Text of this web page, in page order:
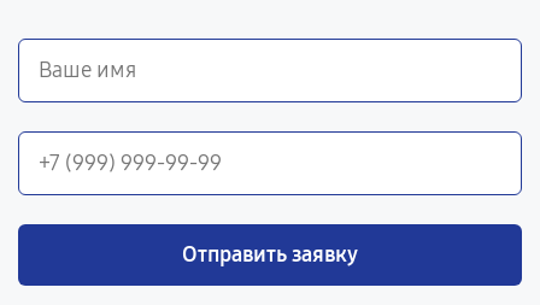
Отправить заявку